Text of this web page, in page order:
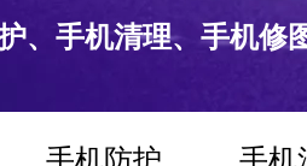
、手机清理、手机修